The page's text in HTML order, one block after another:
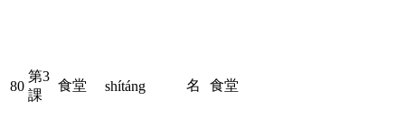
80
第3
課
食堂 shítáng 名 食堂